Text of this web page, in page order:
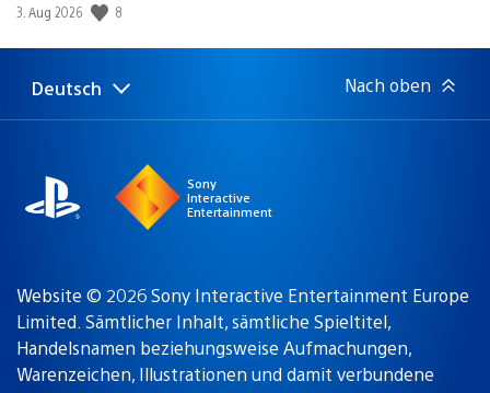
Veröffentlichungsdatum:
3. Aug 2026 8
Select
Aktuelle
Deutsch Nach oben
Sony
Interactive
Entertainment
Website © 2026 Sony Interactive Entertainment Europe
Limited. Sämtlicher Inhalt, sämtliche Spieltitel,
Handelsnamen beziehungsweise Aufmachungen,
Warenzeichen, Illustrationen und damit verbundene